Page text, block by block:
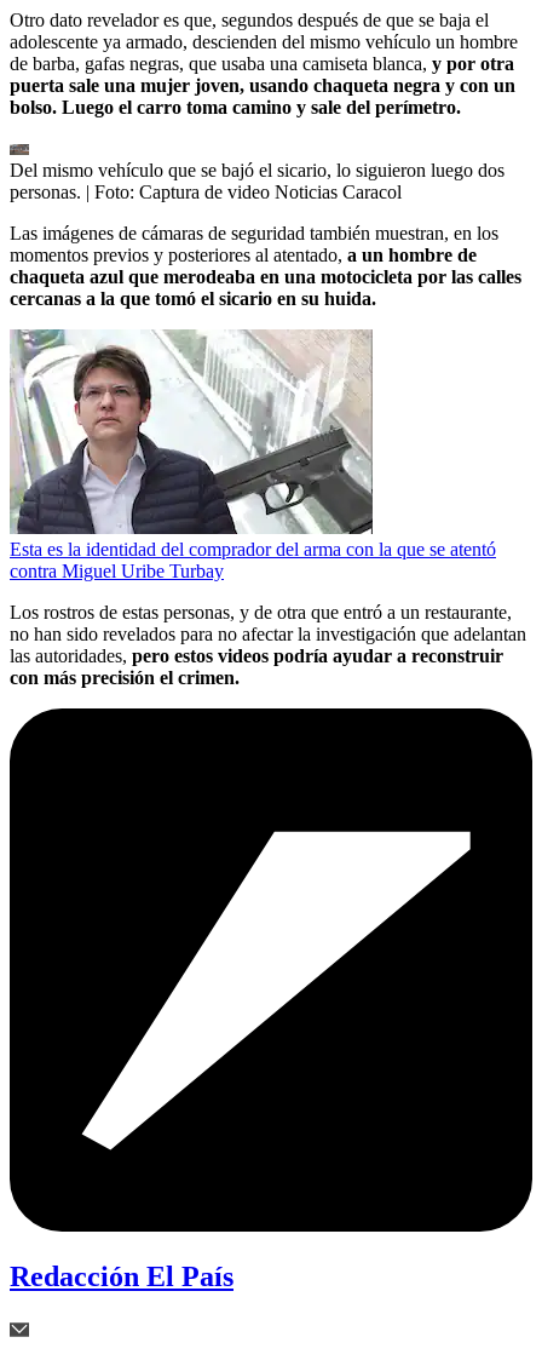
Otro dato revelador es que, segundos después de que se baja el
adolescente ya armado, descienden del mismo vehículo un hombre
de barba, gafas negras, que usaba una camiseta blanca, y por otra
puerta sale una mujer joven, usando chaqueta negra y con un
bolso. Luego el carro toma camino y sale del perímetro.
Del mismo vehículo que se bajó el sicario, lo siguieron luego dos
personas. | Foto: Captura de video Noticias Caracol
Las imágenes de cámaras de seguridad también muestran, en los
momentos previos y posteriores al atentado, a un hombre de
chaqueta azul que merodeaba en una motocicleta por las calles
cercanas a la que tomó el sicario en su huida.
Esta es la identidad del comprador del arma con la que se atentó
contra Miguel Uribe Turbay
Los rostros de estas personas, y de otra que entró a un restaurante,
no han sido revelados para no afectar la investigación que adelantan
las autoridades, pero estos videos podría ayudar a reconstruir
con más precisión el crimen.
Redacción El País